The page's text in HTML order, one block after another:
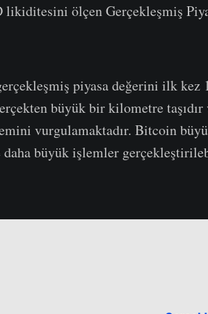
ölçen Gerçekleşmiş
piyasa değerini ilk kez
büyük bir kilometre
vurgulamaktadır. Bitcoin
daha büyük işlemler